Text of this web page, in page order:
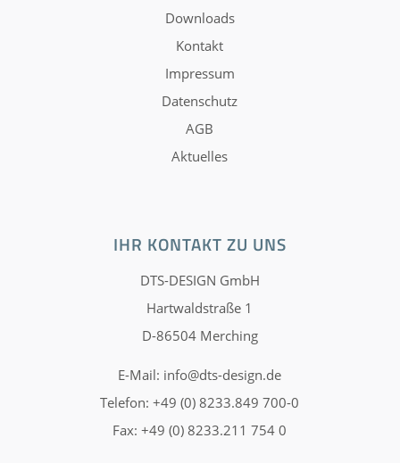
Downloads
Kontakt
Impressum
Datenschutz
AGB
Aktuelles
IHR KONTAKT ZU UNS
DTS-DESIGN GmbH
Hartwaldstraße 1
D-86504 Merching
E-Mail: info@dts-design.de
Telefon: +49 (0) 8233.849 700-0
Fax: +49 (0) 8233.211 754 0